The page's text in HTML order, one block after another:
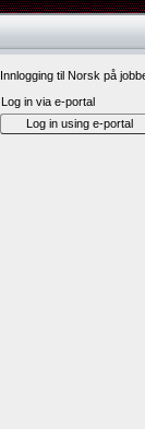
Innlogging til Norsk på
Log in via e-portal
Log in using e-portal